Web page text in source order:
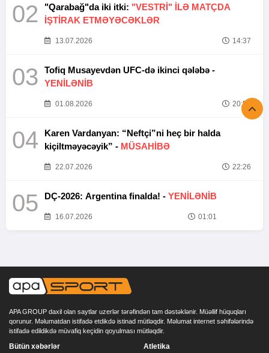
02 "Qarabağ"da iki itki: "VESTRİ" İLƏ MATÇDA
İŞTİRAK ETMƏYƏCƏKLƏR
13.07.2026 14:37
03
Tofiq Musayevdən UFC-də ikinci qələbə -
YENİLƏNİB
01.08.2026 20:52
04
Karen Vardanyan: “Neftçi”ni heç bir halda
kiçiltməyəcəyik” - MÜSAHİBƏ
22.07.2026 22:26
05 DÇ-2026: Argentina finalda! - YENİLƏNİB
16.07.2026 01:01
APA GROUP daxil olan saytlar uzerlər tərəfindən tam dəstəklənir. Müəllif hüquqları
qorunur. Məlumatdan istifadə etdikdə istinad mütləqdir. Məlumat internet səhifələrində
istifadə edildikdə müvafiq keçidin qoyulması mütləqdir.
Bütün xəbərlər Atletika